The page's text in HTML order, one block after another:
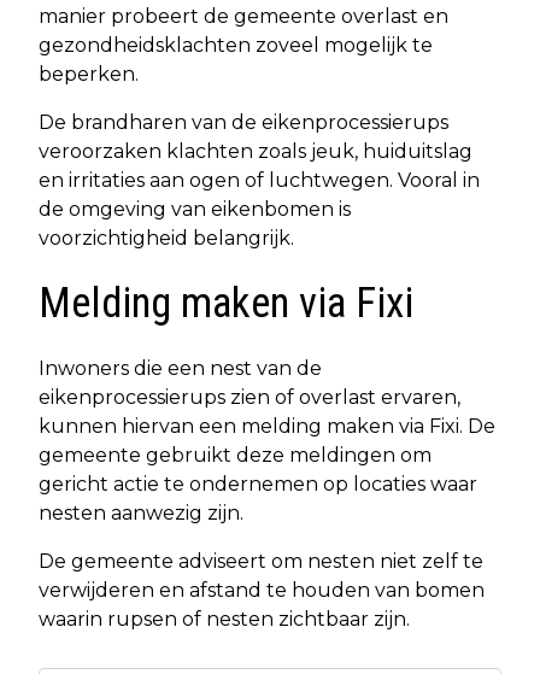
manier probeert de gemeente overlast en
gezondheidsklachten zoveel mogelijk te
beperken.
De brandharen van de eikenprocessierups
veroorzaken klachten zoals jeuk, huiduitslag
en irritaties aan ogen of luchtwegen. Vooral in
de omgeving van eikenbomen is
voorzichtigheid belangrijk.
Melding maken via Fixi
Inwoners die een nest van de
eikenprocessierups zien of overlast ervaren,
kunnen hiervan een melding maken via Fixi. De
gemeente gebruikt deze meldingen om
gericht actie te ondernemen op locaties waar
nesten aanwezig zijn.
De gemeente adviseert om nesten niet zelf te
verwijderen en afstand te houden van bomen
waarin rupsen of nesten zichtbaar zijn.